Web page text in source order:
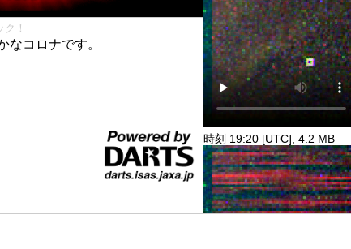
！
なコロナです。
時刻 19:20 [UTC], 4.2 MB